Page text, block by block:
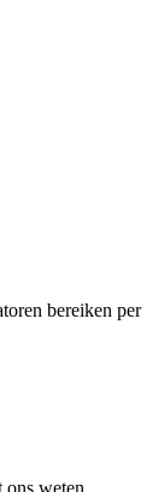
bereiken per
ons weten.